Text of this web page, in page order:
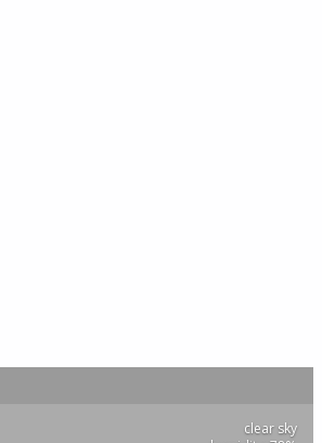
clear sky